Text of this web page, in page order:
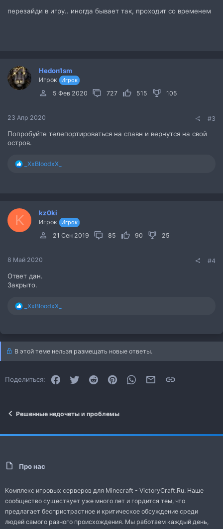
перезайди в игру.. иногда бывает так, проходит со временем
Hedon1sm
Игрок Игрок
5 Фев 2020 727 515 105
23 Апр 2020 #3
Попробуйте телепортироваться на спавн и вернутся на свой
остров.
Р_XxBloodxX_
K kz0ki
Игрок Игрок
21 Сен 2019 85 90 25
8 Май 2020 #4
Ответ дан.
Закрыто.
Р_XxBloodxX_
В этой теме нельзя размещать новые ответы.
Поделиться: FacebookTwitter Reddit PinterestWhatsAppЭлектронная почта
Решенные недочеты и проблемы
Про нас
Комплекс игровых серверов для Minecraft - VictoryCraft.Ru. Наше
сообщество существует уже много лет и гордится тем, что
предлагает беспристрастное и критическое обсуждение среди
людей самого разного происхождения. Мы работаем каждый день,